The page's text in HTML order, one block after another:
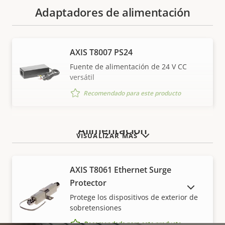
VISUALIZAR MÁS
Adaptadores de alimentación
AXIS T8007 PS24
Fuente de alimentación de 24 V CC
versátil
Recomendado para este producto
Alimentación
AXIS T8061 Ethernet Surge
Protector
Protege los dispositivos de exterior de
sobretensiones
MOSTRAR PRODUCTOS DESCATALOGADOS